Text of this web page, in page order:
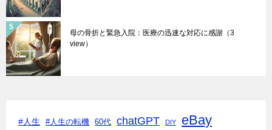
母の骨折と緊急入院：医療の迅速な対応に感謝 （3
view）
#人生 #人生の転機 60代 chatGPT DIY eBay